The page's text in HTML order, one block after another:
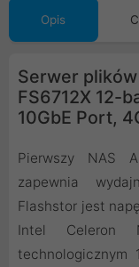
Opis
Serwer
FS6712X 12-
10GbE Port,
Pierwszy NAS
zapewnia
Flashstor jest
Intel Celeron
technologicznym